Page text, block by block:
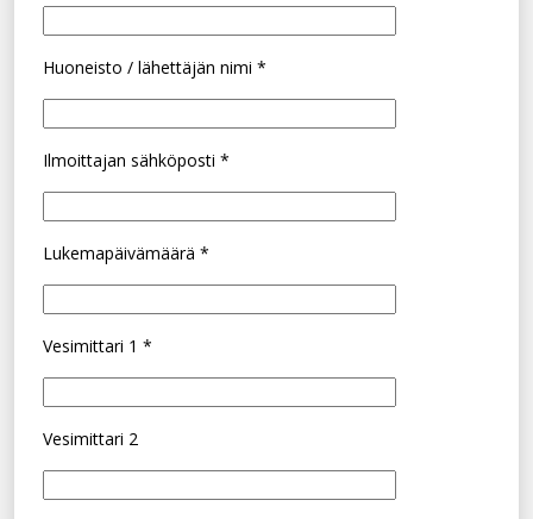
Huoneisto / lähettäjän nimi *
Ilmoittajan sähköposti *
Lukemapäivämäärä *
Vesimittari 1 *
Vesimittari 2